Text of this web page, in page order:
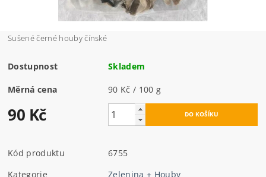
Sušené černé houby čínské
Dostupnost Skladem
Měrná cena 90 Kč / 100 g
90 Kč
Kód produktu
6755
Kategorie
Zelenina + Houby